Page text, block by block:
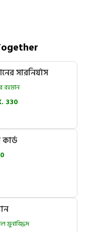
সারনির্যাস
রহমান
330
মুনাজ্জিদ